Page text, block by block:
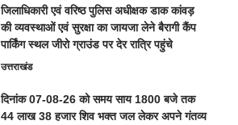
जिलाधिकारी एवं वरिष्ठ पुलिस अधीक्षक डाक कांवड़
की व्यवस्थाओं एवं सुरक्षा का जायजा लेने बैरागी कैंप
पार्किंग स्थल जीरो ग्राउंड पर देर रात्रि पहुंचे
उत्तराखंड
दिनांक 07-08-26 को समय साय 1800 बजे तक
44 लाख 38 हजार शिव भक्त जल लेकर अपने गंतव्य